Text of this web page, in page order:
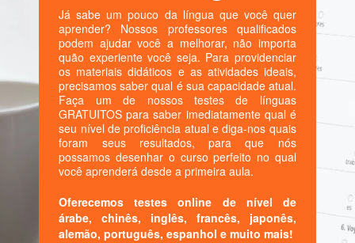
Já sabe um pouco da língua que você quer
aprender? Nossos professores qualificados
podem ajudar você a melhorar, não importa
quão experiente você seja. Para providenciar
os materiais didáticos e as atividades ideais,
precisamos saber qual é sua capacidade atual.
Faça um de nossos testes de línguas
GRATUITOS para saber imediatamente qual é
seu nível de proficiência atual e diga-nos quais
foram seus resultados, para que nós
possamos desenhar o curso perfeito no qual
você aprenderá desde a primeira aula.
Oferecemos testes online de nível de
árabe, chinês, inglês, francês, japonês,
alemão, português, espanhol e muito mais!